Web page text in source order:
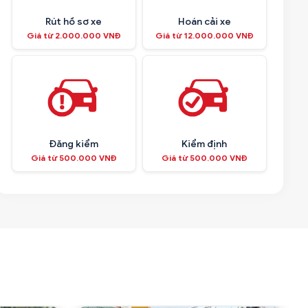
Rút hồ sơ xe
Giá từ 2.000.000 VNĐ
Hoán cải xe
Giá từ 12.000.000 VNĐ
Đăng kiểm
Giá từ 500.000 VNĐ
Kiểm định
Giá từ 500.000 VNĐ